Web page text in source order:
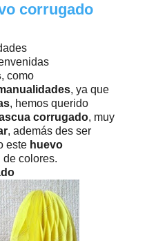
corrugado
, como
, ya que
, hemos querido
corrugado, muy
, además des ser
este huevo
de colores.